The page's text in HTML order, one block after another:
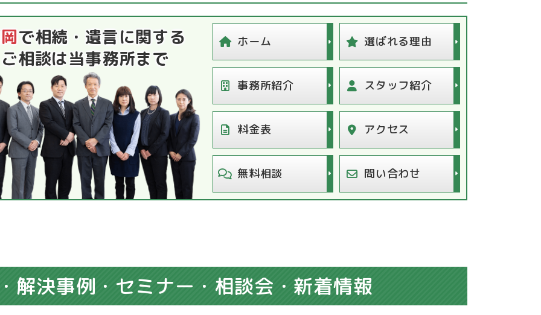
で相続・遺言に関する
ご相談は当事務所まで
ホーム 選ばれる理由
事務所紹介 スタッフ紹介
料金表 アクセス
無料相談 問い合わせ
解決事例・ セミナー・相談会・新着情報